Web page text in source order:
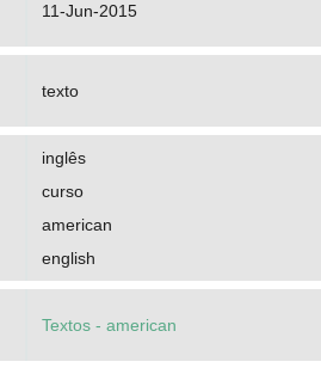
11-Jun-2015
texto
inglês
curso
american
english
Textos - american